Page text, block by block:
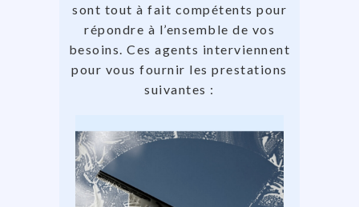
sont tout à fait compétents pour
répondre à l’ensemble de vos
besoins. Ces agents interviennent
pour vous fournir les prestations
suivantes :